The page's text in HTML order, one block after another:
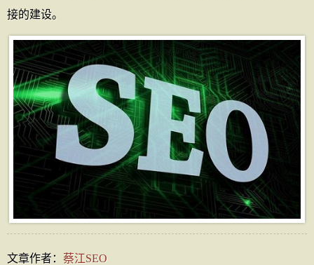
接的建设。
文章作者： 蔡江SEO